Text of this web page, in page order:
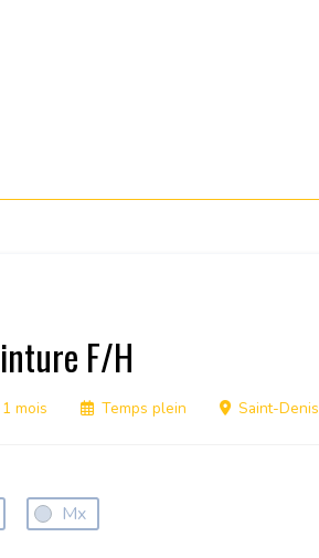
F/H
mois Temps plein Saint-Denis
Mx